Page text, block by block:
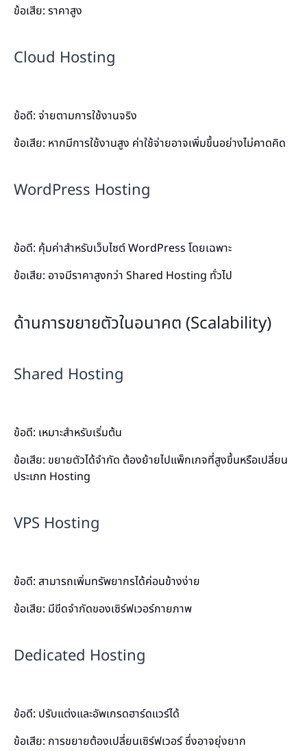
ข้อเสีย: ราคาสูง
Cloud Hosting
ข้อดี: จ่ายตามการใช้งานจริง
ข้อเสีย: หากมีการใช้งานสูง ค่าใช้จ่ายอาจเพิ่มขึ้นอย่างไม่คาดคิด
WordPress Hosting
ข้อดี: คุ้มค่าสำหรับเว็บไซต์ WordPress โดยเฉพาะ
ข้อเสีย: อาจมีราคาสูงกว่า Shared Hosting ทั่วไป
ด้านการขยายตัวในอนาคต (Scalability)
Shared Hosting
ข้อดี: เหมาะสำหรับเริ่มต้น
ข้อเสีย: ขยายตัวได้จำกัด ต้องย้ายไปแพ็กเกจที่สูงขึ้นหรือเปลี่ยน
ประเภท Hosting
VPS Hosting
ข้อดี: สามารถเพิ่มทรัพยากรได้ค่อนข้างง่าย
ข้อเสีย: มีขีดจำกัดของเซิร์ฟเวอร์กายภาพ
Dedicated Hosting
ข้อดี: ปรับแต่งและอัพเกรดฮาร์ดแวร์ได้
ข้อเสีย: การขยายต้องเปลี่ยนเซิร์ฟเวอร์ ซึ่งอาจยุ่งยาก